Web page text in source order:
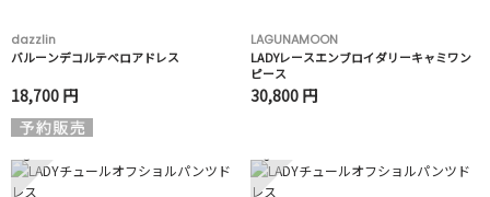
dazzlin
バルーンデコルテベロアドレス
18,700 円
LAGUNAMOON
LADYレースエンブロイダリーキャミワン
ピース
30,800 円
5 6